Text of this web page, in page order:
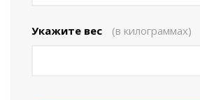
Укажите вес (в килограммах)